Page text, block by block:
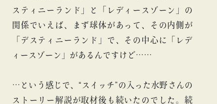
スティニーランド」と「レディースゾーン」の
関係でいえば、まず球体があって、その内側が
「デスティニーランド」で、その中心に「レデ
ィースゾーン」があるんですけど……
…という感じで、“スイッチ”の入った水野さんの
ストーリー解説が取材後も続いたのでした。続